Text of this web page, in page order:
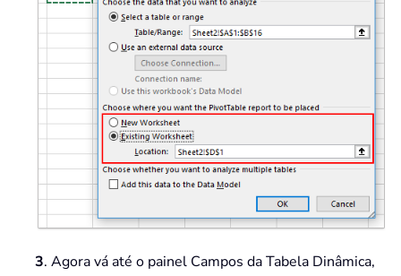
3. Agora vá até o painel Campos da Tabela Dinâmica,